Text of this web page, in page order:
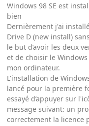
Windows 98 SE est
bien
Dernièrement j'ai
Drive D (new install)
le but d’avoir les deux
et de choisir le
mon ordinateur.
L'installation de
lancé pour la première
essayé d’appuyer sur
message suivant: un
correctement la licence